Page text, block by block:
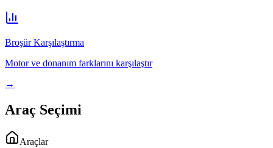
Broşür Karşılaştırma
Motor ve donanım farklarını karşılaştır
→
Araç Seçimi
Araçlar